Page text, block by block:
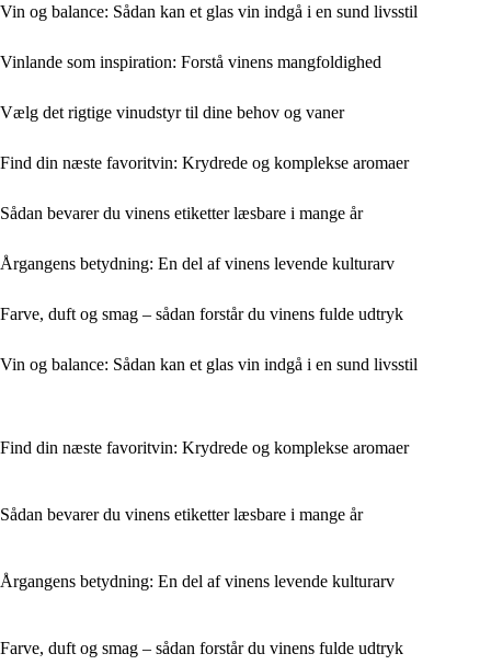
Vin og balance: Sådan kan et glas vin indgå i en sund livsstil
Vinlande som inspiration: Forstå vinens mangfoldighed
Vælg det rigtige vinudstyr til dine behov og vaner
Find din næste favoritvin: Krydrede og komplekse aromaer
Sådan bevarer du vinens etiketter læsbare i mange år
Årgangens betydning: En del af vinens levende kulturarv
Farve, duft og smag – sådan forstår du vinens fulde udtryk
Vin og balance: Sådan kan et glas vin indgå i en sund livsstil
Find din næste favoritvin: Krydrede og komplekse aromaer
Sådan bevarer du vinens etiketter læsbare i mange år
Årgangens betydning: En del af vinens levende kulturarv
Farve, duft og smag – sådan forstår du vinens fulde udtryk